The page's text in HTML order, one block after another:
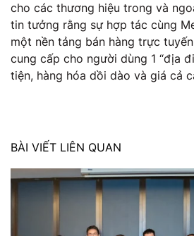
cho các thương hiệu trong và
tin tưởng rằng sự hợp tác cùng
một nền tảng bán hàng trực
cung cấp cho người dùng 1 “địa
tiện, hàng hóa dồi dào và giá cả
BÀI VIẾT LIÊN QUAN